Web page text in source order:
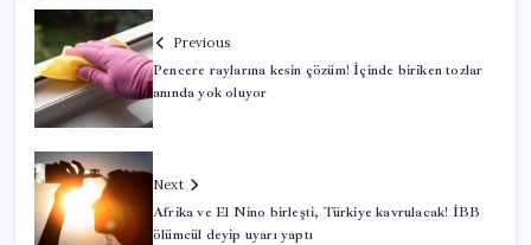
Previous
Pencere raylarına kesin çözüm! İçinde biriken tozlar
anında yok oluyor
Next
Afrika ve El Nino birleşti, Türkiye kavrulacak! İBB
ölümcül deyip uyarı yaptı